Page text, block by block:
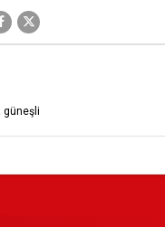
güneşli